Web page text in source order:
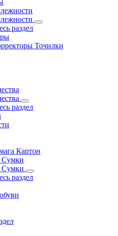
раздел
Точилки
раздел
Картон
Сумки
Сумки
раздел